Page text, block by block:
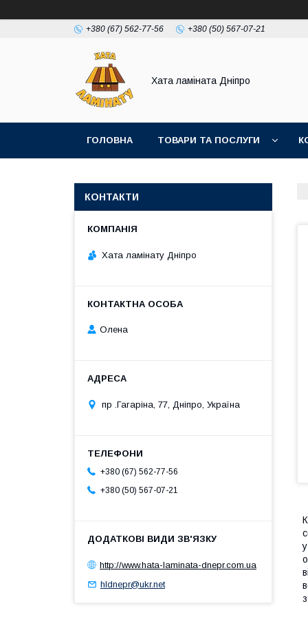
+380 (67) 562-77-56 +380 (50) 567-07-21
Хата ламіната Дніпро
ГОЛОВНА ТОВАРИ ТА ПОСЛУГИ
КОНТАКТИ
Хата ламінату Дніпро
Олена
пр .Гагаріна, 77, Дніпро, Україна
+380 (67) 562-77-56
+380 (50) 567-07-21
http://www.hata-laminata-dnepr.com.ua
hldnepr@ukr.net